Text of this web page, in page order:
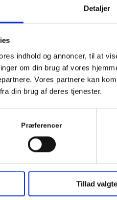
Detaljer
indhold og annoncer, til at
om din brug af vores
Vores partnere kan
din brug af deres tjenester.
Præferencer
Tillad valgte